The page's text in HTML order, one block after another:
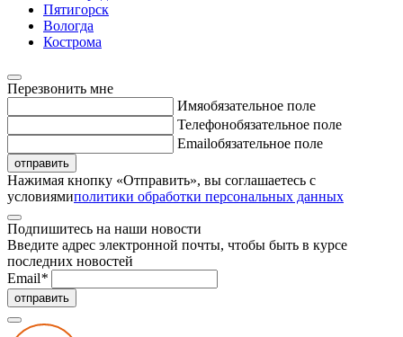
Пятигорск
Вологда
Кострома
Перезвонить мне
Имяобязательное поле
Телефонобязательное поле
Emailобязательное поле
отправить
Нажимая кнопку «Отправить», вы соглашаетесь с
условиямиполитики обработки персональных данных
Подпишитесь на наши новости
Введите адрес электронной почты, чтобы быть в курсе
последних новостей
Email*
отправить